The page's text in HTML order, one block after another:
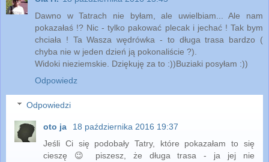
Dawno w Tatrach nie byłam, ale uwielbiam... Ale nam
pokazałaś !? Nic - tylko pakować plecak i jechać ! Tak bym
chciała ! Ta Wasza wędrówka - to długa trasa bardzo (
chyba nie w jeden dzień ją pokonaliście ?).
Widoki nieziemskie. Dziękuję za to :))Buziaki posyłam :))
Odpowiedz
Odpowiedzi
oto ja
18 października 2016 19:37
Jeśli Ci się podobały Tatry, które pokazałam to się
cieszę 😉 piszesz, że długa trasa - ja jej nie